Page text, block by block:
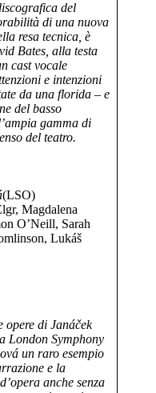
del
di una nuova
resa tecnica, è
Bates, alla testa
cast vocale
e intenzioni
da una florida – e
del basso
gamma di
del teatro.
(LSO)
Magdalena
O’Neill, Sarah
Lukáš
opere di Janáček
London Symphony
un raro esempio
e la
anche senza